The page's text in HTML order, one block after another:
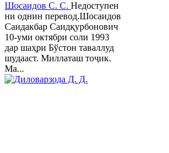
Шосаидов С. С. Недоступен
ни однин перевод.Шосаидов
Саидакбар Саидқурбонович
10-уми октябри соли 1993
дар шаҳри Бўстон таваллуд
шудааст. Миллаташ тоҷик.
Ма...